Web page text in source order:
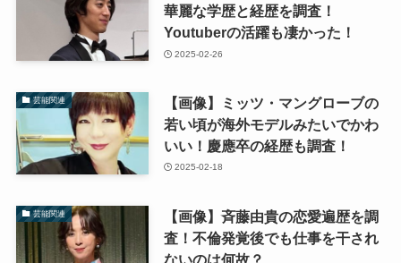
華麗な学歴と経歴を調査！
Youtuberの活躍も凄かった！
2025-02-26
芸能関連
【画像】ミッツ・マングローブの
若い頃が海外モデルみたいでかわ
いい！慶應卒の経歴も調査！
2025-02-18
芸能関連
【画像】斉藤由貴の恋愛遍歴を調
査！不倫発覚後でも仕事を干され
ないのは何故？